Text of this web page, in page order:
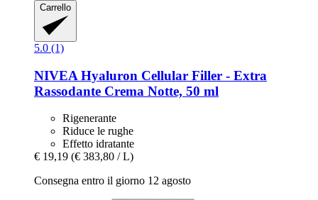
Carrello
5.0 (1)
NIVEA Hyaluron Cellular Filler -​ Extra
Rassodante Crema Notte, 50 ml
Rigenerante
Riduce le rughe
Effetto idratante
€ 19,19 (€ 383,80 / L)
Consegna entro il giorno 12 agosto